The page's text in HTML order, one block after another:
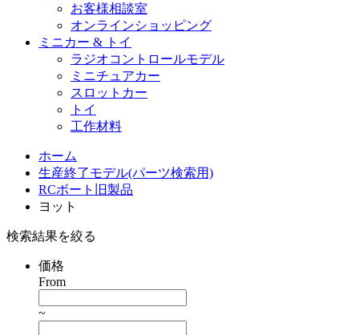
お客様相談室
オンラインショッピング
ミニカー & トイ
ラジオコントロールモデル
ミニチュアカー
スロットカー
トイ
工作材料
ホーム
生産終了モデル(パーツ検索用)
RCボート旧製品
ヨット
検索結果を絞る
価格
From
~